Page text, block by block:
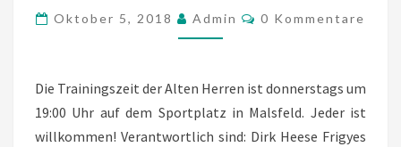
DEN
AH
Oktober 5, 2018 Admin Kommentare
0 Kommentare
Die Trainingszeit der Alten Herren ist donnerstags um
19:00 Uhr auf dem Sportplatz in Malsfeld. Jeder ist
willkommen! Verantwortlich sind: Dirk Heese Frigyes